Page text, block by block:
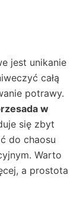
jest unikanie
całą
potrawy.
w
się zbyt
do chaosu
Warto
a prostota